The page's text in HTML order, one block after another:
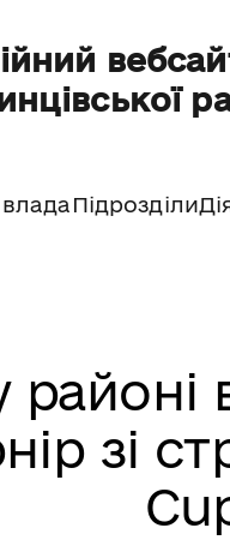
Підрозділи
зі